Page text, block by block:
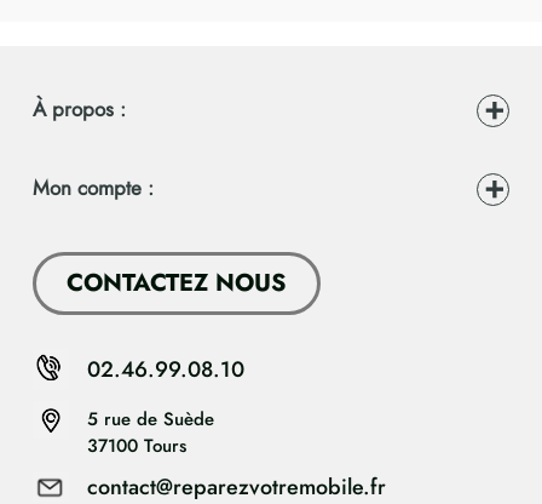
À propos :
Mon compte :
CONTACTEZ NOUS
5 rue de Suède
37100 Tours
contact@reparezvotremobile.fr
02.46.99.08.10